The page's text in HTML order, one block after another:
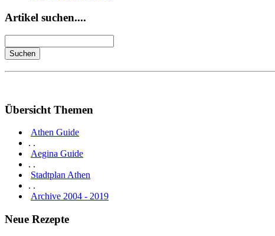
Artikel suchen....
Übersicht Themen
Athen Guide
. .
Aegina Guide
. .
Stadtplan Athen
. .
Archive 2004 - 2019
Neue Rezepte